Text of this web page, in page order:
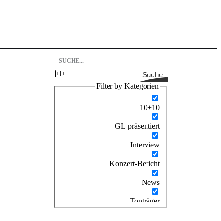
Suche
Filter by Kategorien
10+10
GL präsentiert
Interview
Konzert-Bericht
News
Tonträger